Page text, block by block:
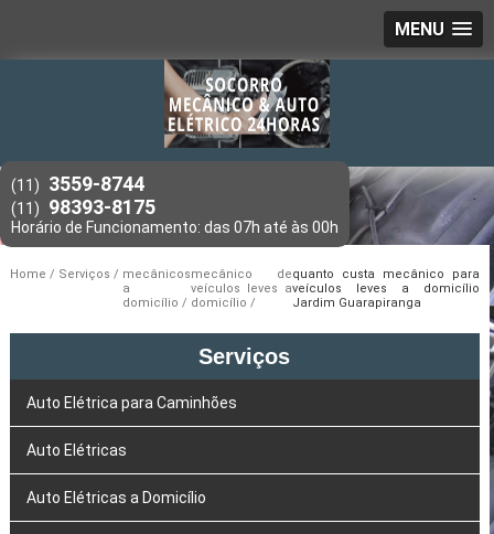
MENU
(11) 3559-8744
(11) 98393-8175
Home Serviços
mecânicos
a
domicílio
mecânico de
veículos leves a
domicílio
quanto custa mecânico para
veículos leves a domicílio
Jardim Guarapiranga
Serviços
Auto Elétrica para Caminhões
Auto Elétricas
Auto Elétricas a Domicílio